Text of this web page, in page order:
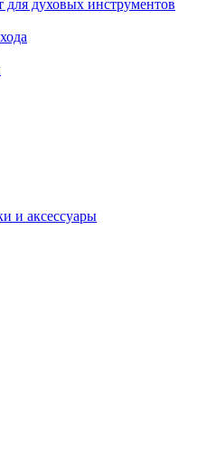
для духовых инструментов
и аксессуары